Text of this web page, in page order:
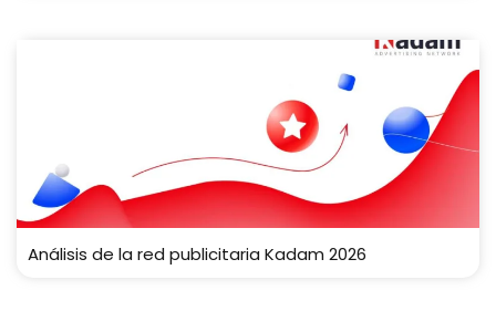
Análisis de la red publicitaria Kadam 2026